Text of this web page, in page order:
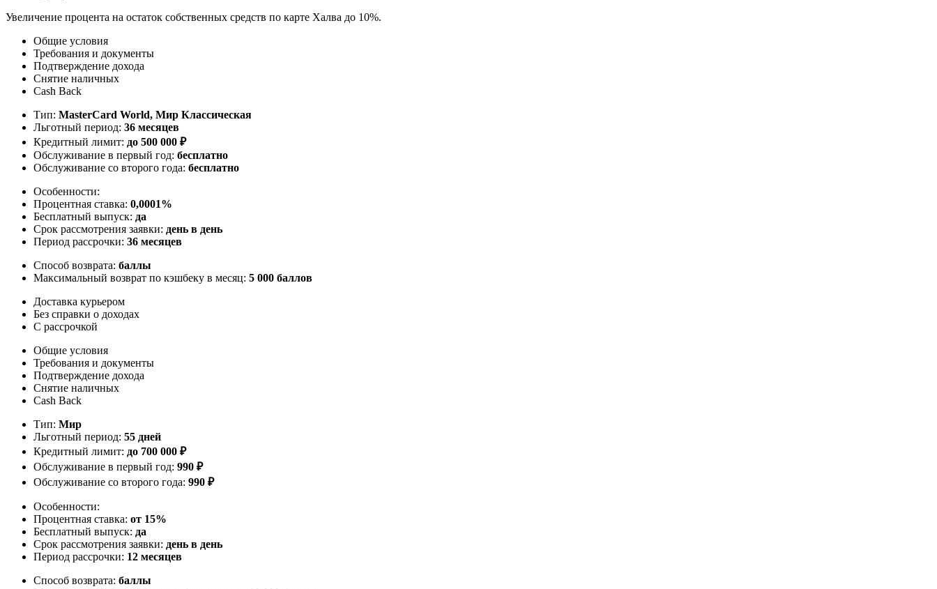
Увеличение процента на остаток собственных средств по карте Халва до 10%.
Общие условия
Требования и документы
Подтверждение дохода
Снятие наличных
Cash Back
Тип: MasterСard World, Мир Классическая
Льготный период: 36 месяцев
Кредитный лимит: до 500 000 ₽
Обслуживание в первый год: бесплатно
Обслуживание со второго года: бесплатно
Особенности:
Процентная ставка: 0,0001%
Бесплатный выпуск: да
Срок рассмотрения заявки: день в день
Период рассрочки: 36 месяцев
Способ возврата: баллы
Максимальный возврат по кэшбеку в месяц: 5 000 баллов
Доставка курьером
Без справки о доходах
С рассрочкой
Общие условия
Требования и документы
Подтверждение дохода
Снятие наличных
Cash Back
Тип: Мир
Льготный период: 55 дней
Кредитный лимит: до 700 000 ₽
Обслуживание в первый год: 990 ₽
Обслуживание со второго года: 990 ₽
Особенности:
Процентная ставка: от 15%
Бесплатный выпуск: да
Срок рассмотрения заявки: день в день
Период рассрочки: 12 месяцев
Способ возврата: баллы